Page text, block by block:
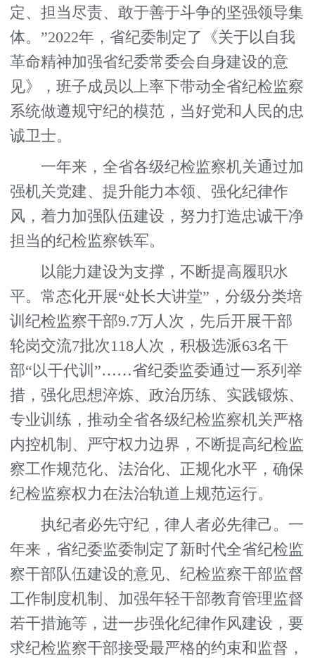
定、担当尽责、敢于善于斗争的坚强领导集
体。”2022年，省纪委制定了《关于以自我
革命精神加强省纪委常委会自身建设的意
见》，班子成员以上率下带动全省纪检监察
系统做遵规守纪的模范，当好党和人民的忠
诚卫士。
一年来，全省各级纪检监察机关通过加
强机关党建、提升能力本领、强化纪律作
风，着力加强队伍建设，努力打造忠诚干净
担当的纪检监察铁军。
以能力建设为支撑，不断提高履职水
平。常态化开展“处长大讲堂”，分级分类培
训纪检监察干部9.7万人次，先后开展干部
轮岗交流7批次118人次，积极选派63名干
部“以干代训”……省纪委监委通过一系列举
措，强化思想淬炼、政治历练、实践锻炼、
专业训练，推动全省各级纪检监察机关严格
内控机制、严守权力边界，不断提高纪检监
察工作规范化、法治化、正规化水平，确保
纪检监察权力在法治轨道上规范运行。
执纪者必先守纪，律人者必先律己。一
年来，省纪委监委制定了新时代全省纪检监
察干部队伍建设的意见、纪检监察干部监督
工作制度机制、加强年轻干部教育管理监督
若干措施等，进一步强化纪律作风建设，要
求纪检监察干部接受最严格的约束和监督，